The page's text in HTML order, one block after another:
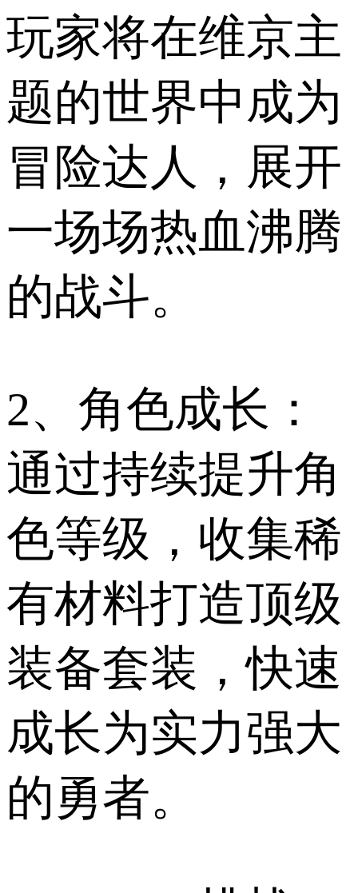
玩家将在维京主
题的世界中成为
冒险达人，展开
一场场热血沸腾
的战斗。
2、角色成长：
通过持续提升角
色等级，收集稀
有材料打造顶级
装备套装，快速
成长为实力强大
的勇者。